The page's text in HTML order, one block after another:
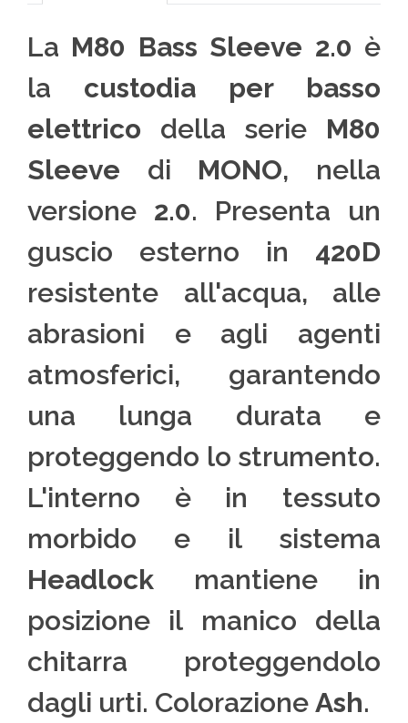
La M80 Bass Sleeve 2.0 è
la custodia per basso
elettrico della serie M80
Sleeve di MONO, nella
versione 2.0. Presenta un
guscio esterno in 420D
resistente all'acqua, alle
abrasioni e agli agenti
atmosferici, garantendo
una lunga durata e
proteggendo lo strumento.
L'interno è in tessuto
morbido e il sistema
Headlock mantiene in
posizione il manico della
chitarra proteggendolo
dagli urti. Colorazione Ash.